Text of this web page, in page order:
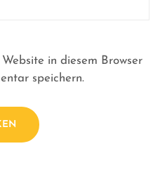
in diesem Browser
speichern.